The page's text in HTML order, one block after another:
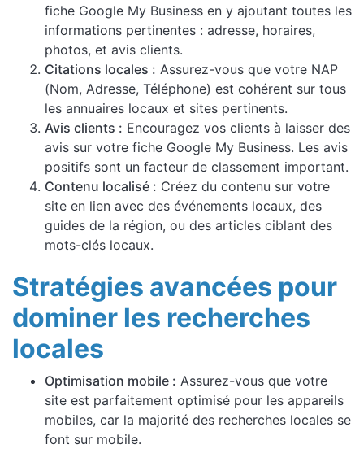
fiche Google My Business en y ajoutant toutes les
informations pertinentes : adresse, horaires,
photos, et avis clients.
Citations locales : Assurez-vous que votre NAP
(Nom, Adresse, Téléphone) est cohérent sur tous
les annuaires locaux et sites pertinents.
Avis clients : Encouragez vos clients à laisser des
avis sur votre fiche Google My Business. Les avis
positifs sont un facteur de classement important.
Contenu localisé : Créez du contenu sur votre
site en lien avec des événements locaux, des
guides de la région, ou des articles ciblant des
mots-clés locaux.
Stratégies avancées pour
dominer les recherches
locales
Optimisation mobile : Assurez-vous que votre
site est parfaitement optimisé pour les appareils
mobiles, car la majorité des recherches locales se
font sur mobile.